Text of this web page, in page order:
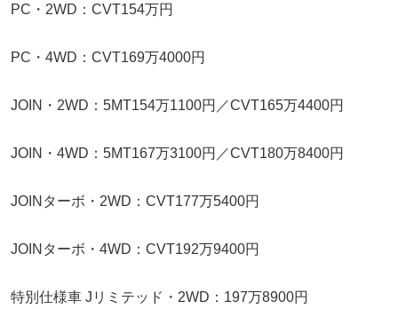
PC・2WD：CVT154万円
PC・4WD：CVT169万4000円
JOIN・2WD：5MT154万1100円／CVT165万4400円
JOIN・4WD：5MT167万3100円／CVT180万8400円
JOINターボ・2WD：CVT177万5400円
JOINターボ・4WD：CVT192万9400円
特別仕様車 Jリミテッド・2WD：197万8900円